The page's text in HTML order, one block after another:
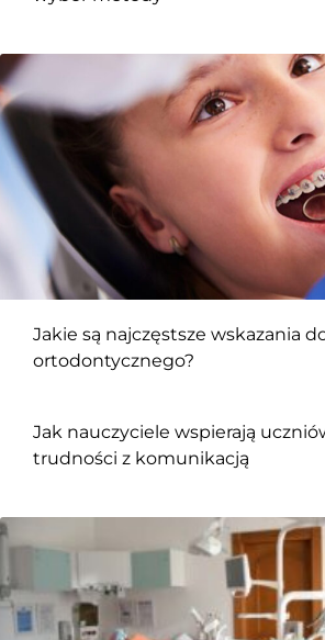
Jakie są najczęstsze wskazania
ortodontycznego?
Jak nauczyciele wspierają
trudności z komunikacją